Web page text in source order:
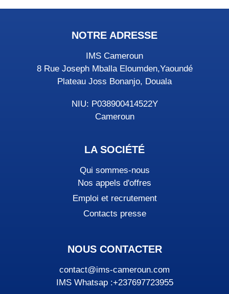
NOTRE ADRESSE
IMS Cameroun
8 Rue Joseph Mballa Eloumden,Yaoundé
Plateau Joss Bonanjo, Douala
NIU: P038900414522Y
Cameroun
LA SOCIÉTÉ
Qui sommes-nous
Nos appels d'offres
Emploi et recrutement
Contacts presse
NOUS CONTACTER
contact@ims-cameroun.com
IMS Whatsap :+237697723955